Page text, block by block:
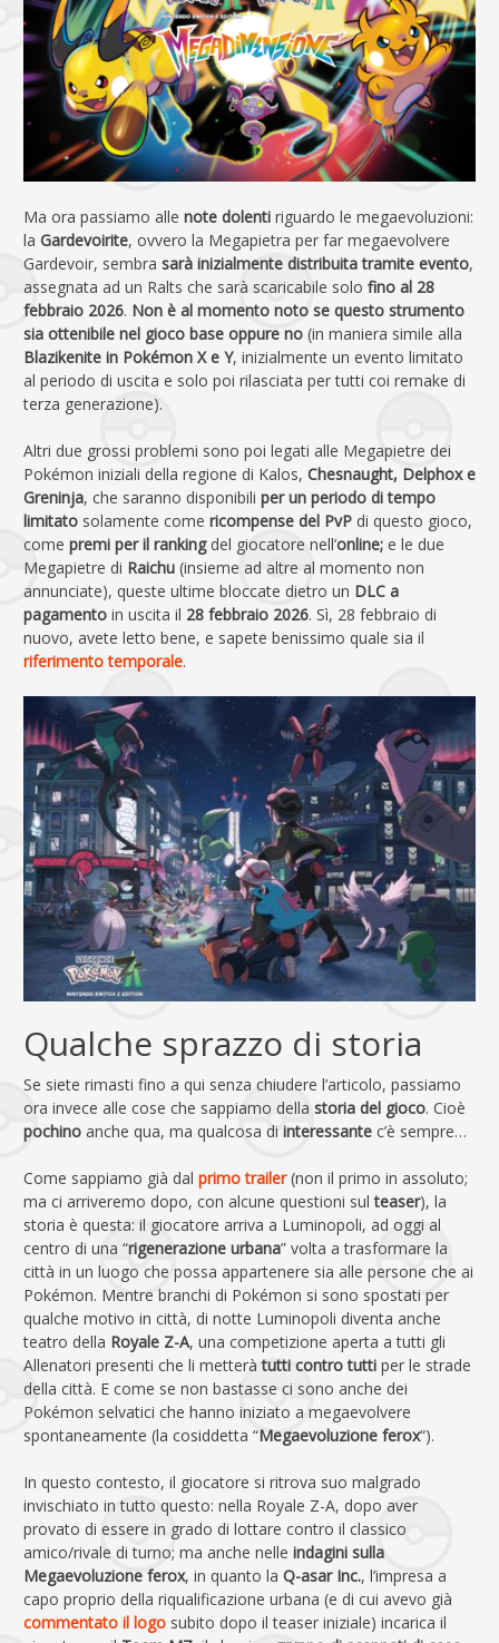
Ma ora passiamo alle note dolenti riguardo le megaevoluzioni:
la Gardevoirite, ovvero la Megapietra per far megaevolvere
Gardevoir, sembra sarà inizialmente distribuita tramite evento,
assegnata ad un Ralts che sarà scaricabile solo fino al 28
febbraio 2026. Non è al momento noto se questo strumento
sia ottenibile nel gioco base oppure no (in maniera simile alla
Blazikenite in Pokémon X e Y, inizialmente un evento limitato
al periodo di uscita e solo poi rilasciata per tutti coi remake di
terza generazione).
Altri due grossi problemi sono poi legati alle Megapietre dei
Pokémon iniziali della regione di Kalos, Chesnaught, Delphox e
Greninja, che saranno disponibili per un periodo di tempo
limitato solamente come ricompense del PvP di questo gioco,
come premi per il rankingdel giocatore nell’online; e le due
Megapietre di Raichu (insieme ad altre al momento non
annunciate), queste ultime bloccate dietro un DLC a
pagamento in uscita il 28 febbraio 2026. Sì, 28 febbraio di
nuovo, avete letto bene, e sapete benissimo quale sia il
riferimento temporale.
Qualche sprazzo di storia
Se siete rimasti fino a qui senza chiudere l’articolo, passiamo
ora invece alle cose che sappiamo della storia del gioco. Cioè
pochino anche qua, ma qualcosa di interessante c’è sempre…
Come sappiamo già dal primo trailer(non il primo in assoluto;
ma ci arriveremo dopo, con alcune questioni sulteaser), la
storia è questa: il giocatore arriva a Luminopoli, ad oggi al
centro di una “rigenerazione urbana” volta a trasformare la
città in un luogo che possa appartenere sia alle persone che ai
Pokémon. Mentre branchi di Pokémon si sono spostati per
qualche motivo in città, di notte Luminopoli diventa anche
teatro della Royale Z-A, una competizione aperta a tutti gli
Allenatori presenti che li metteràtutti contro tutti per le strade
della città. E come se non bastasse ci sono anche dei
Pokémon selvatici che hanno iniziato a megaevolvere
spontaneamente (la cosiddetta “Megaevoluzione ferox“).
In questo contesto, il giocatore si ritrova suo malgrado
invischiato in tutto questo: nella Royale Z-A, dopo aver
provato di essere in grado di lottare contro il classico
amico/rivale di turno; ma anche nelle indagini sulla
Megaevoluzione ferox, in quanto la Q-asar Inc., l’impresa a
capo proprio della riqualificazione urbana (e di cui avevo già
commentato il logo subito dopo il teaser iniziale) incarica il